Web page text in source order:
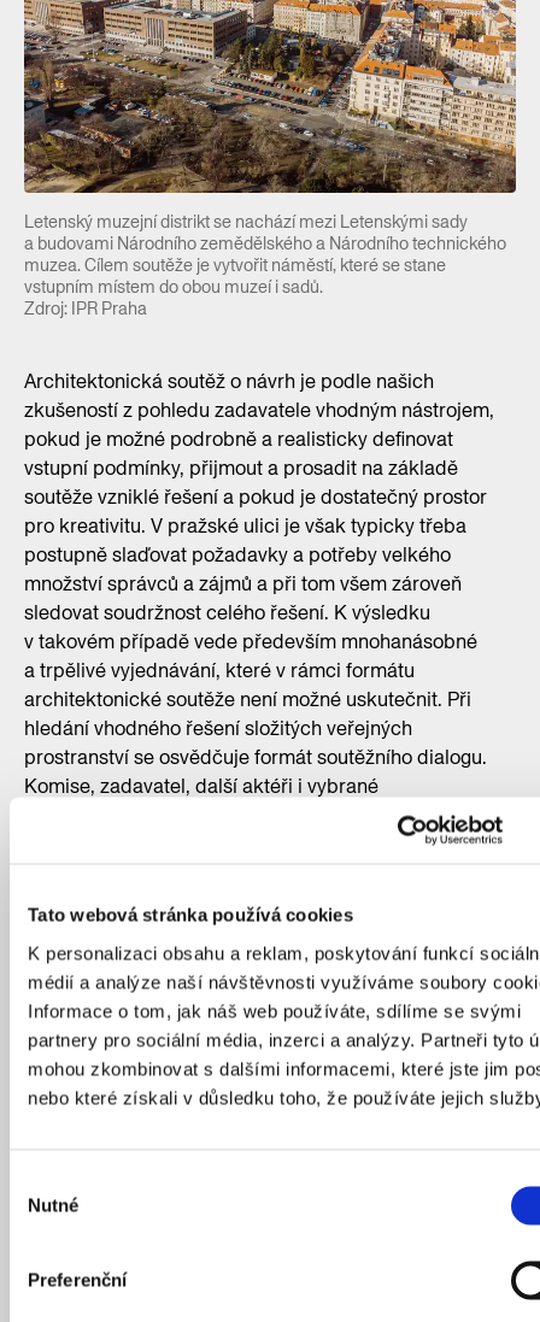
Tato webová stránka používá cookies
K personalizaci obsahu a reklam, poskytování funkcí
médií a analýze naší návštěvnosti využíváme soubory
Informace o tom, jak náš web používáte, sdílíme se svými
partnery pro sociální média, inzerci a analýzy. Partneři tyto
mohou zkombinovat s dalšími informacemi, které jste jim
nebo které získali v důsledku toho, že používáte jejich
souhlasu
Nutné
Preferenční
Letenský muzejní distrikt se nachází mezi Letenskými sady
a budovami Národního zemědělského a Národního technického
muzea. Cílem soutěže je vytvořit náměstí, které se stane
vstupním místem do obou muzeí i sadů.
Zdroj: IPR Praha
Architektonická soutěž o návrh je podle našich
zkušeností z pohledu zadavatele vhodným nástrojem,
pokud je možné podrobně a realisticky definovat
vstupní podmínky, přijmout a prosadit na základě
soutěže vzniklé řešení a pokud je dostatečný prostor
pro kreativitu. V pražské ulici je však typicky třeba
postupně slaďovat požadavky a potřeby velkého
množství správců a zájmů a při tom všem zároveň
sledovat soudržnost celého řešení. K výsledku
v takovém případě vede především mnohanásobné
a trpělivé vyjednávání, které v rámci formátu
architektonické soutěže není možné uskutečnit. Při
hledání vhodného řešení složitých veřejných
prostranství se osvědčuje formát soutěžního dialogu.
Komise, zadavatel, další aktéři i vybrané
zpracovatelské týmy mají možnost prezentovat své
návrhy a na základě připomínek je mohou dále
podobně jsme řešili revitalizaci Karlova náměstí. Ve
spolupráci Správy železnic, Dopravního podniku
a hlavního města se nyní také podílíme na soutěžním
dialogu k přestavbě nové odbavovací haly Hlavního
nádraží a revitalizaci Vrchlického sadů
v jejím
předprostoru, včetně osazení nové větve tramvajové
tratě.